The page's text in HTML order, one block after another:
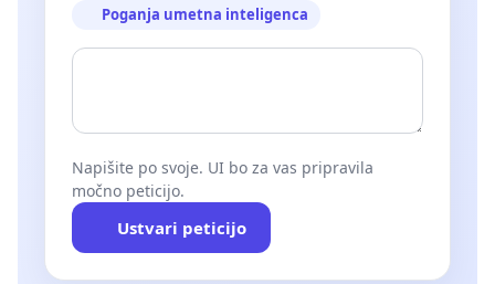
Poganja umetna inteligenca
Napišite po svoje. UI bo za vas pripravila
močno peticijo.
Ustvari peticijo